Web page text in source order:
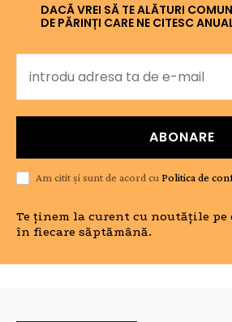
DACĂ VREI SĂ TE ALĂTURI
DE PĂRINȚI CARE NE CITESC
ABONARE
Am citit și sunt de acord cu Politica de
Te ținem la curent cu noutățile pe
în fiecare săptămână.